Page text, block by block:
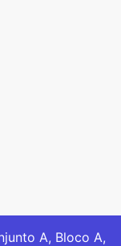
A, Bloco A,